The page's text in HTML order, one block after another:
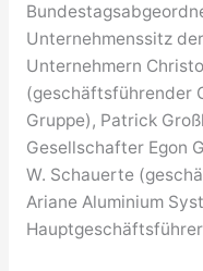
Unternehmenssitz
Unternehmern
(geschäftsführender
Gruppe), Patrick
Gesellschafter Egon
W. Schauerte
Ariane Aluminium